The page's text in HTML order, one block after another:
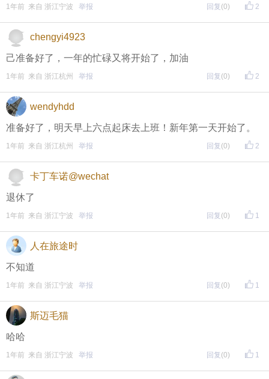
• 福利时间
每晚20:00准时开始！（红包领完截止）关注我，锁定
红包帖分享此帖至朋友圈或好友，有机会获得更多红
包。
• 参与方式
一、评论主题内容即可领取红包！
二、分享主题帖，阅读数达到5个即可领取红包！
（必须在手机客户端参与哦！请注意下方参与方式
↓）
方式一：iOS已经上线，请大家在苹果手机APP Store页
面搜索下载
方式二 ：安卓系统已经上线，请大家在安卓应用市场
页面搜索下载
2
1年前 来自 浙江宁波 举报 回复 (0)
chengyi4923
己准备好了，一年的忙碌又将开始了，加油
2
1年前 来自 浙江杭州 举报 回复 (0)
wendyhdd
准备好了，明天早上六点起床去上班！新年第一天开始了。
2
1年前 来自 浙江杭州 举报 回复 (0)
卡丁车诺@wechat
退休了
1
1年前 来自 浙江宁波 举报 回复 (0)
人在旅途时
不知道
1
1年前 来自 浙江宁波 举报 回复 (0)
斯迈毛猫
哈哈
1
1年前 来自 浙江宁波 举报 回复 (0)